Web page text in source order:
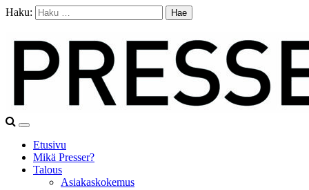
Haku:
Etusivu
Mikä Presser?
Talous
Asiakaskokemus